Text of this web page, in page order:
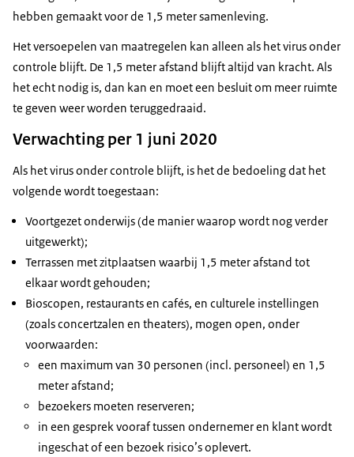
hebben gemaakt voor de 1,5 meter samenleving.
Het versoepelen van maatregelen kan alleen als het virus onder
controle blijft. De 1,5 meter afstand blijft altijd van kracht. Als
het echt nodig is, dan kan en moet een besluit om meer ruimte
te geven weer worden teruggedraaid.
Verwachting per 1 juni 2020
Als het virus onder controle blijft, is het de bedoeling dat het
volgende wordt toegestaan:
Voortgezet onderwijs (de manier waarop wordt nog verder
uitgewerkt);
Terrassen met zitplaatsen waarbij 1,5 meter afstand tot
elkaar wordt gehouden;
Bioscopen, restaurants en cafés, en culturele instellingen
(zoals concertzalen en theaters), mogen open, onder
voorwaarden:
een maximum van 30 personen (incl. personeel) en 1,5
meter afstand;
bezoekers moeten reserveren;
in een gesprek vooraf tussen ondernemer en klant wordt
ingeschat of een bezoek risico’s oplevert.